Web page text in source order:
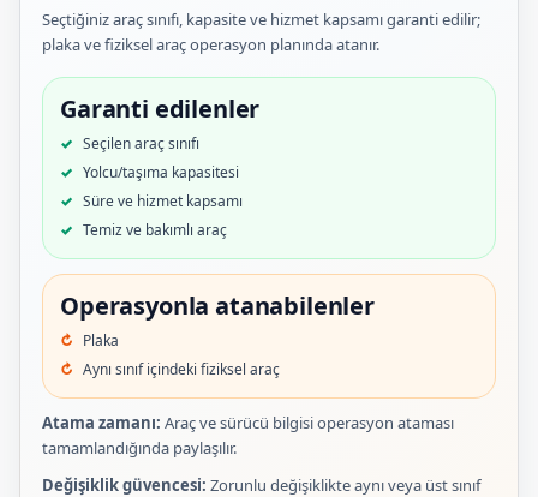
Seçtiğiniz araç sınıfı, kapasite ve hizmet kapsamı garanti edilir;
plaka ve fiziksel araç operasyon planında atanır.
Garanti edilenler
Seçilen araç sınıfı
Yolcu/taşıma kapasitesi
Süre ve hizmet kapsamı
Temiz ve bakımlı araç
Operasyonla atanabilenler
Plaka
Aynı sınıf içindeki fiziksel araç
Atama zamanı: Araç ve sürücü bilgisi operasyon ataması
tamamlandığında paylaşılır.
Değişiklik güvencesi: Zorunlu değişiklikte aynı veya üst sınıf